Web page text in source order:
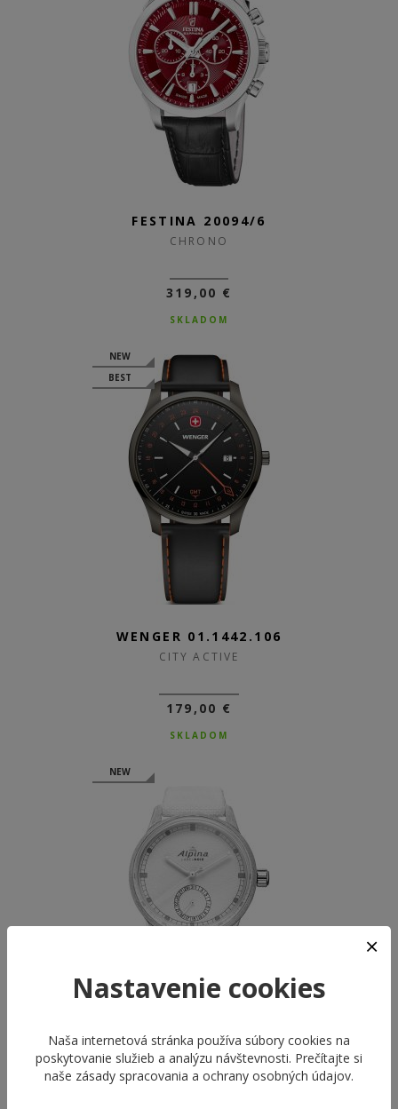
FESTINA 20094/6
CHRONO
319,00 €
SKLADOM
NEW
BEST
WENGER 01.1442.106
CITY ACTIVE
179,00 €
SKLADOM
NEW
ALPINA AL-706W4E6
ALPINER
Nastavenie cookies
Naša internetová stránka používa súbory cookies na
poskytovanie služieb a analýzu návštevnosti. Prečítajte si
naše zásady spracovania a ochrany osobných údajov.